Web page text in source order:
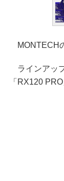
MONTECH
ラインアッ
「RX120